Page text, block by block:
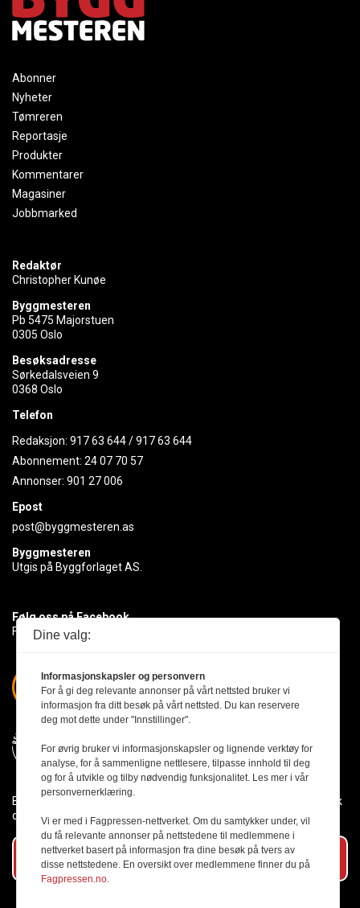
Abonner
Nyheter
Tømreren
Reportasje
Produkter
Kommentarer
Magasiner
Jobbmarked
Redaktør
Christopher Kunøe
Byggmesteren
Pb 5475 Majorstuen
0305 Oslo
Besøksadresse
Sørkedalsveien 9
0368 Oslo
Telefon
Redaksjon: 917 63 644/917 63 644
Abonnement: 24 07 70 57
Annonser: 901 27 006
Epost
post@byggmesteren.as
Byggmesteren
Utgis på Byggforlaget AS.
Følg oss på Facebook
Få med deg det siste innen byggebransjen
Byggmesteren følger Vær Varsom-plakaten og presseetikken slik
den er nedfelt i Redaktørplakaten.
Abonner på vårt nyhetsbrev
Dine valg:
Informasjonskapsler og personvern
For å gi deg relevante annonser på vårt nettsted bruker vi
informasjon fra ditt besøk på vårt nettsted. Du kan reservere
deg mot dette under "Innstillinger".
For øvrig bruker vi informasjonskapsler og lignende verktøy for
analyse, for å sammenligne nettlesere, tilpasse innhold til deg
og for å utvikle og tilby nødvendig funksjonalitet. Les mer i vår
personvernerklæring.
Vi er med i Fagpressen-nettverket. Om du samtykker under, vil
du få relevante annonser på nettstedene til medlemmene i
nettverket basert på informasjon fra dine besøk på tvers av
disse nettstedene. En oversikt over medlemmene finner du på
Fagpressen.no.